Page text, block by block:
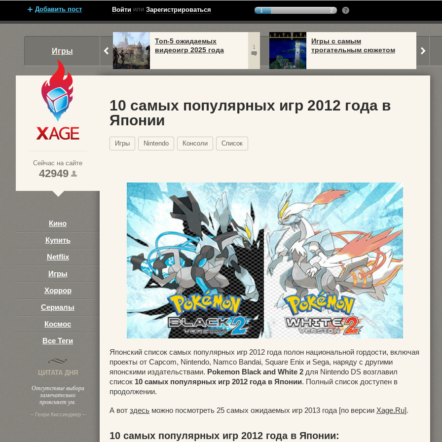
Добавить пост Войти или Зарегистрироваться 1 2
Игры
Топ-5 ожидаемых
видеоигр 2025 года
1
Игры с самым
трогательным сюжетом
Сейчас на сайте
42949
Кино
Купить
Netflix
Игры
Хоррор
Сериалы
Космос
Все Теги
ЦИТАТА ДНЯ
Отсутствие выбора
замечательно
проясняет ум.
– Генри Киссинджер –
10 самых популярных игр 2012 года в
Японии
Игры Nintendo Консоли Список
Японский список самых популярных игр 2012 года полон национальной гордости, включая
проекты от Capcom, Nintendo, Namco Bandai, Square Enix и Sega, наряду с другими
японскими издательствами. Pokemon Black and White 2 для Nintendo DS возглавил
список 10 самых популярных игр 2012 года в Японии. Полный список доступен в
продолжении.
А вот здесь можно посмотреть 25 самых ожидаемых игр 2013 года [по версии Xage.Ru].
10 самых популярных игр 2012 года в Японии: